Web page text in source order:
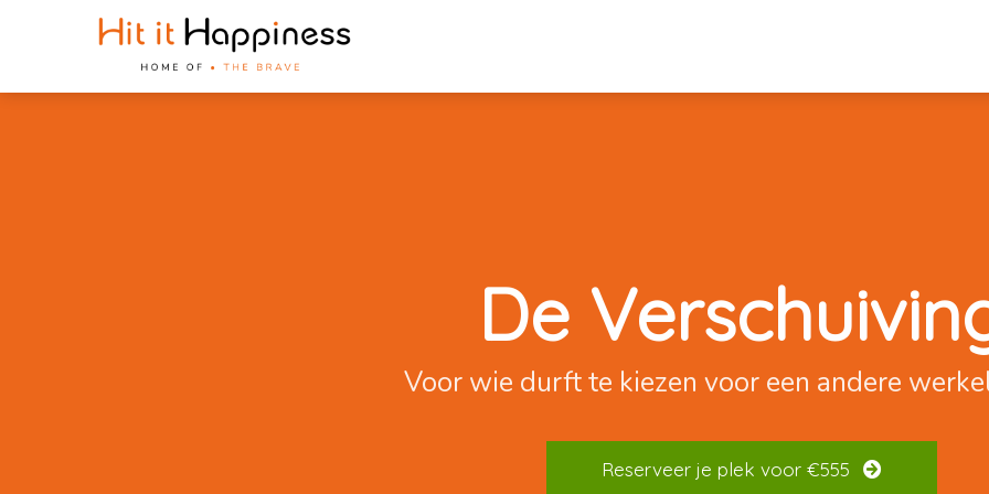
De
Voor wie durft te kiezen voor een andere
Reserveer je plek voor €555